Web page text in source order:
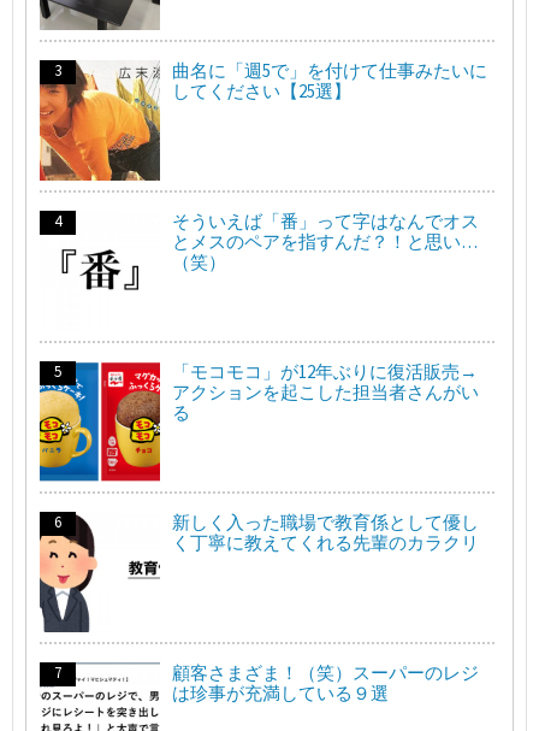
曲名に「週5で」を付けて仕事みたいに
してください【25選】
そういえば「番」って字はなんでオス
とメスのペアを指すんだ？！と思い…
（笑）
「モコモコ」が12年ぶりに復活販売→
アクションを起こした担当者さんがい
る
新しく入った職場で教育係として優し
く丁寧に教えてくれる先輩のカラクリ
顧客さまざま！（笑）スーパーのレジ
は珍事が充満している９選